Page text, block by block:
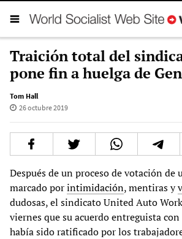
Traición total del
pone fin a huelga de
Tom Hall
26 octubre 2019
Después de un proceso de votación de
marcado porintimidación, mentiras y
dudosas, el sindicato United Auto
viernes que su acuerdo entreguista
había sido ratificado por los